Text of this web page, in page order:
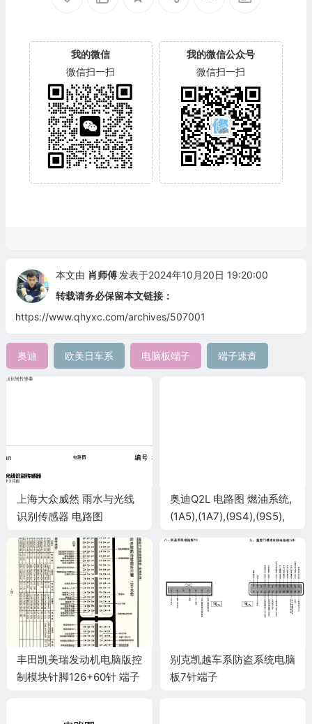
我的微信
微信扫一扫
我的微信公众号
微信扫一扫
本文由 肖师傅 发表于2024年10月20日 19:20:00
转载请务必保留本文链接：
https://www.qhyxc.com/archives/507001
奥迪 欧美日车系 电脑板端子 端子速查
上海大众威然 雨水与光线
识别传感器 电路图
奥迪Q2L 电路图 燃油系统,
(1A5),(1A7),(9S4),(9S5),
丰田凯美瑞发动机电脑版控
制模块针脚126+60针 端子
别克凯越车系防盗系统电脑
板7针端子